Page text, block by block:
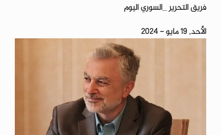
فريق التحرير _السوري اليوم
الأحد, 19 مايو - 2024